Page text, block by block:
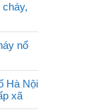
nổ
Hà Nội
xã